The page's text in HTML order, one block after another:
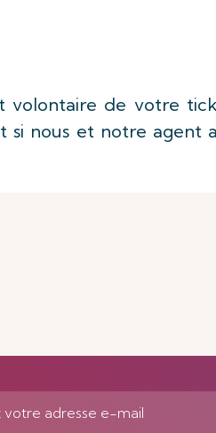
volontaire de votre
nous et notre agent